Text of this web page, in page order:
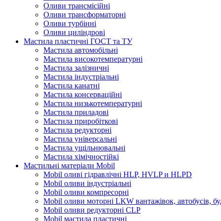
Оливи трансмісійні
Оливи трансформаторні
Оливи турбінні
Оливи циліндрові
Мастила пластичні ГОСТ та ТУ
Мастила автомобільні
Мастила високотемпературні
Мастила залізничні
Мастила індустріальні
Мастила канатні
Мастила консерваційні
Мастила низькотемпературні
Мастила приладові
Мастила приробіткові
Мастила редукторні
Мастила універсальні
Мастила ущільнювальні
Мастила хімічностійкі
Мастильні матеріали Mobil
Mobil оливі гідравлічні HLP, HVLP и HLPD
Mobil оливи індустріальні
Mobil оливи компресорні
Mobil оливи моторні LKW вантажівок, автобусів,
Mobil оливи редукторні CLP
Mobil мастила пластичні